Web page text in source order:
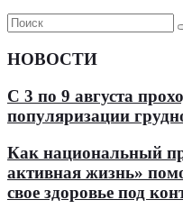
НОВОСТИ
С 3 по 9 августа
популяризации
Как национальный
активная жизнь»
свое здоровье под